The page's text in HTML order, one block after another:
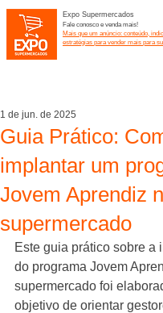
Expo Supermercados
Fale conosco e venda mais!
Mais que um anúncio: conteúdo,
estratégias para vender mais para
Guia Prático:
implantar um
Jovem Aprendiz
supermercado
1 de jun. de 2025
Este guia prático sobre a
do programa Jovem
supermercado foi
objetivo de orientar